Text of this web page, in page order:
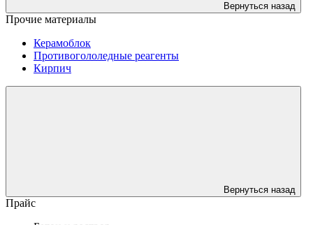
Вернуться назад
Прочие материалы
Керамоблок
Противогололедные реагенты
Кирпич
Вернуться назад
Прайс